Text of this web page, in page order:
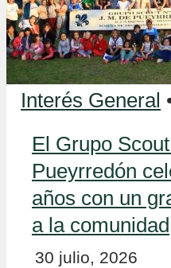
Interés General
El Grupo
Pueyrredón
años con un
a la comunidad
30 julio, 2026